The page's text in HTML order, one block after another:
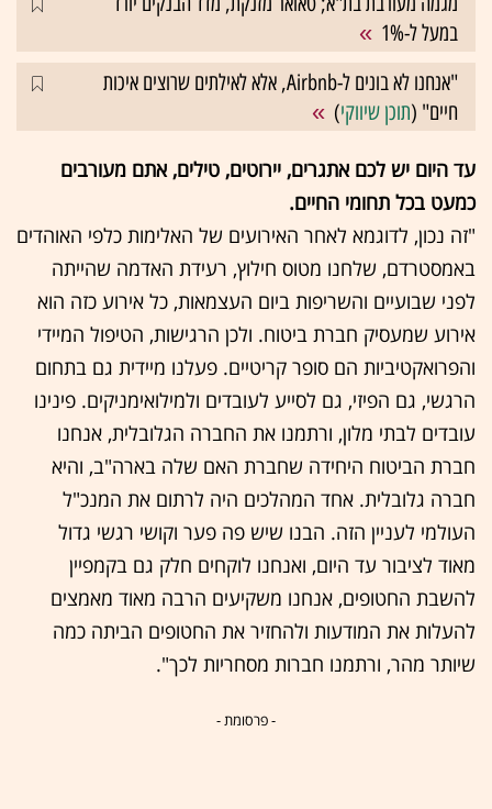
במעל ל-1%
"אנחנו לא בונים ל-Airbnb, אלא לאילתים שרוצים איכות
חיים" (תוכן שיווקי)
עד היום יש לכם אתגרים, יירוטים, טילים, אתם מעורבים
כמעט בכל תחומי החיים.
"זה נכון, לדוגמא לאחר האירועים של האלימות כלפי האוהדים
באמסטרדם, שלחנו מטוס חילוץ, רעידת האדמה שהייתה
לפני שבועיים והשריפות ביום העצמאות, כל אירוע כזה הוא
אירוע שמעסיק חברת ביטוח. ולכן הרגישות, הטיפול המיידי
והפרואקטיביות הם סופר קריטיים. פעלנו מיידית גם בתחום
הרגשי, גם הפיזי, גם לסייע לעובדים ולמילואימניקים. פינינו
עובדים לבתי מלון, ורתמנו את החברה הגלובלית, אנחנו
חברת הביטוח היחידה שחברת האם שלה בארה"ב, והיא
חברה גלובלית. אחד המהלכים היה לרתום את המנכ"ל
העולמי לעניין הזה. הבנו שיש פה פער וקושי רגשי גדול
מאוד לציבור עד היום, ואנחנו לוקחים חלק גם בקמפיין
להשבת החטופים, אנחנו משקיעים הרבה מאוד מאמצים
להעלות את המודעות ולהחזיר את החטופים הביתה כמה
שיותר מהר, ורתמנו חברות מסחריות לכך".
- פרסומת -